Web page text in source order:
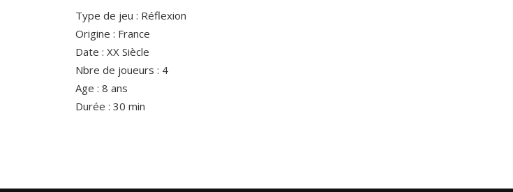
Type de jeu : Réflexion
Origine : France
Date : XX Siècle
Nbre de joueurs : 4
Age : 8 ans
Durée : 30 min